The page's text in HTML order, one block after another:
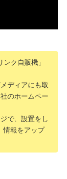
ク自販機」
ディアにも取
のホームペー
で、設置をし
情報をアップ